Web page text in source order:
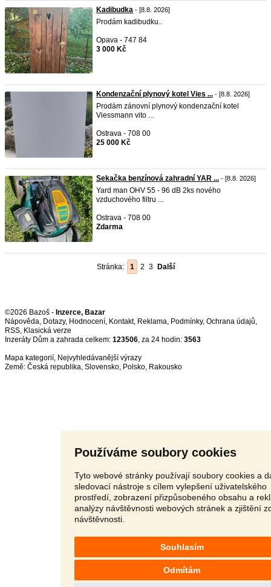
Používáme soubory cookies
Tyto webové stránky používají soubory cookies a
sledovací nástroje s cílem vylepšení uživatelského
prostředí, zobrazení přizpůsobeného obsahu a
analýzy návštěvnosti webových stránek a zjištění
návštěvnosti.
Souhlasím
Odmítám
Kadibudka - [8.8. 2026]
Prodám kadibudku..
Opava - 747 84
3 000 Kč
Kondenzační plynový kotel Vies ... - [8.8. 2026]
Prodám zánovní plynový kondenzační kotel
Viessmann vito ...
Ostrava - 708 00
25 000 Kč
Sekačka benzínová zahradní YAR ... - [8.8. 2026]
Yard man OHV 55 - 96 dB 2ks nového
vzduchového filtru ...
Ostrava - 708 00
Zdarma
Stránka: 1 2 3 Další
©2026 Bazoš - Inzerce, Bazar
Nápověda, Dotazy, Hodnocení, Kontakt, Reklama, Podmínky, Ochrana údajů,
RSS,
Inzeráty Dům a zahrada celkem: 123506, za 24 hodin: 3563
Mapa kategorií, Nejvyhledávanější výrazy
Země: Česká republika, Slovensko, Polsko, Rakousko